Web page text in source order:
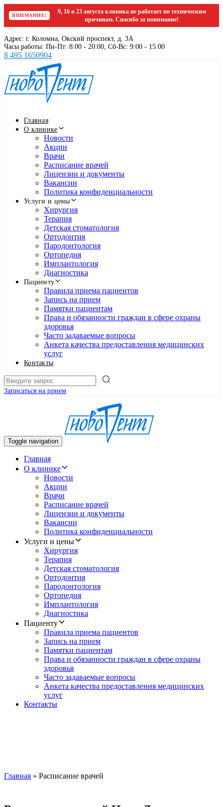
ВНИМАНИЕ!
9, 16 и 23 августа клиника не работает по техническим
причинам. Спасибо за понимание!
links
to
primary
navigation
to
content
Адрес: г. Коломна, Окский проспект, д. 3А
Часы работы: Пн-Пт: 8:00 - 20:00, Cб-Вс: 9:00 - 15:00
8 495 1650904
Главная
О клинике
Новости
Акции
Врачи
Расписание врачей
Лицензии и документы
Вакансии
Политика конфиденциальности
Услуги и цены
Хирургия
Терапия
Детская стоматология
Ортодонтия
Пародонтология
Ортопедия
Имплантология
Диагностика
Пациенту
Правила приема пациентов
Запись на прием
Памятки пациентам
Права и обязанности граждан в сфере охраны
здоровья
Часто задаваемые вопросы
Анкета качества предоставления медицинских
услуг
Контакты
Записаться на прием
Toggle navigation
Главная
О клинике
Новости
Акции
Врачи
Расписание врачей
Лицензии и документы
Вакансии
Политика конфиденциальности
Услуги и цены
Хирургия
Терапия
Детская стоматология
Ортодонтия
Пародонтология
Ортопедия
Имплантология
Диагностика
Пациенту
Правила приема пациентов
Запись на прием
Памятки пациентам
Права и обязанности граждан в сфере охраны
здоровья
Часто задаваемые вопросы
Анкета качества предоставления медицинских
услуг
Контакты
Главная » Расписание врачей